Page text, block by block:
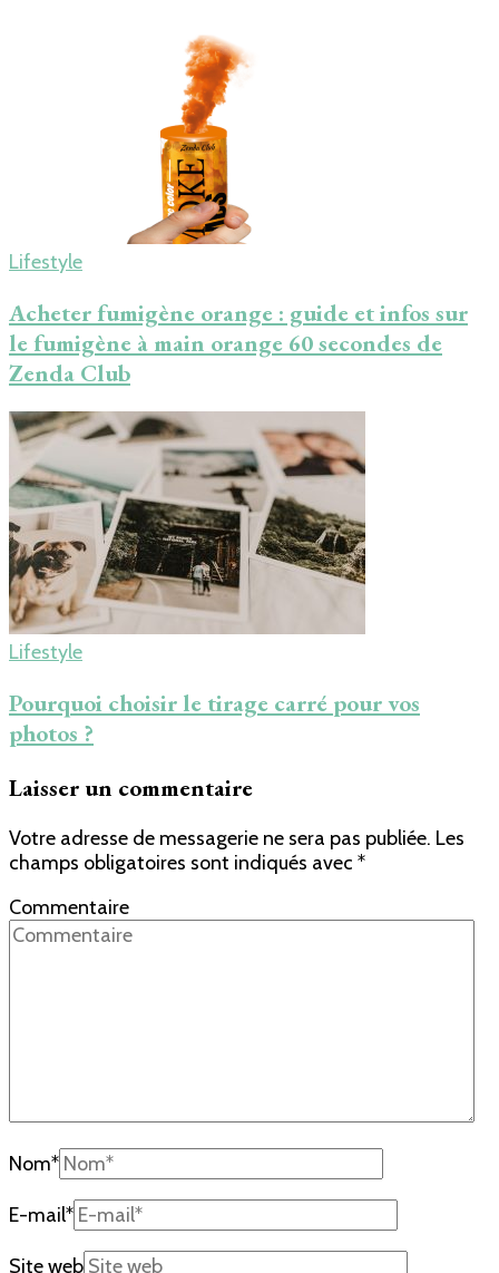
Lifestyle
Acheter fumigène orange : guide et infos sur
le fumigène à main orange 60 secondes de
Zenda Club
Lifestyle
Pourquoi choisir le tirage carré pour vos
photos ?
Laisser un commentaire
Votre adresse de messagerie ne sera pas publiée. Les
champs obligatoires sont indiqués avec *
Commentaire
Nom*
E-mail*
Site web